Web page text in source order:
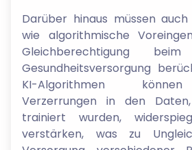
Darüber hinaus müssen
wie algorithmische
Gleichberechtigung
Gesundheitsversorgung
KI-Algorithmen
Verzerrungen in den
trainiert wurden,
verstärken, was zu